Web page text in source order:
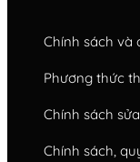
Chính sách và
Phương thức
Chính sách
Chính sách,